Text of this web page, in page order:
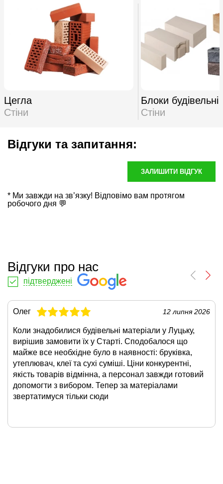
Цегла
Стіни
Блоки будівельні
Стіни
Відгуки та запитання:
ЗАЛИШИТИ ВІДГУК
* Ми завжди на зв’язку! Відповімо вам протягом
робочого дня 💬
Відгуки про нас
підтверджені
Олег 12 липня 2026
Коли знадобилися будівельні матеріали у Луцьку,
вирішив замовити їх у Старті. Сподобалося що
майже все необхідне було в наявності: бруківка,
утеплювач, клеї та сухі суміші. Ціни конкурентні,
якість товарів відмінна, а персонал завжди готовий
допомогти з вибором. Тепер за матеріалами
звертатимуся тільки сюди